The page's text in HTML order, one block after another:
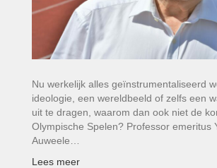
Nu werkelijk alles geïnstrumentaliseerd
ideologie, een wereldbeeld of zelfs een
uit te dragen, waarom dan ook niet de
Olympische Spelen? Professor emeritus
Auweele…
Lees meer